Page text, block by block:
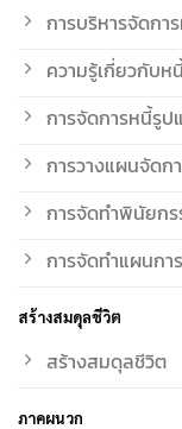
การบริหารจัดกา
ความรู้เกี่ยวกับห
การจัดการหนี้รูป
การวางแผนจัดก
การจัดทำพินัยกร
การจัดทำแผนกา
สร้างสมดุลชีวิต
สร้างสมดุลชีวิต
ภาคผนวก